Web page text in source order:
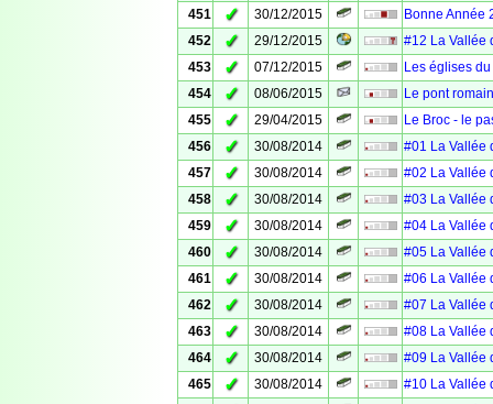
451
✓ 30/12/2015
Bonne Année
452
✓ 29/12/2015
#12 La Vallée
453
✓ 07/12/2015
Les églises
454
✓ 08/06/2015
Le pont
455
✓ 29/04/2015
Le Broc - le
456
✓ 30/08/2014
#01 La Vallée
457
✓ 30/08/2014
#02 La Vallée
458
✓ 30/08/2014
#03 La Vallée
459
✓ 30/08/2014
#04 La Vallée
460
✓ 30/08/2014
#05 La Vallée
461
✓ 30/08/2014
#06 La Vallée
462
✓ 30/08/2014
#07 La Vallée
463
✓ 30/08/2014
#08 La Vallée
464
✓ 30/08/2014
#09 La Vallée
465
✓ 30/08/2014
#10 La Vallée